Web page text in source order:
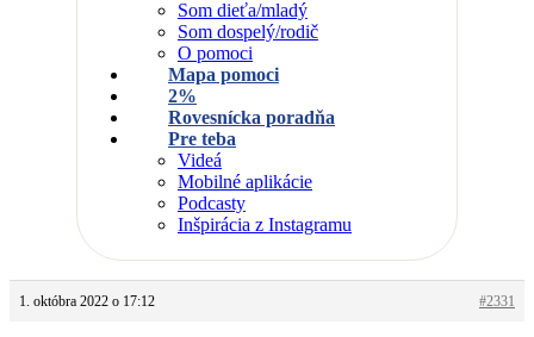
Som dieťa/mladý
Som dospelý/rodič
O pomoci
Mapa pomoci
2%
Rovesnícka poradňa
Pre teba
Videá
Mobilné aplikácie
Podcasty
Inšpirácia z Instagramu
1. októbra 2022 o 17:12 #2331